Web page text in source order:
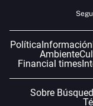
PolíticaInformación
Ambiente
Financial times
Sobre